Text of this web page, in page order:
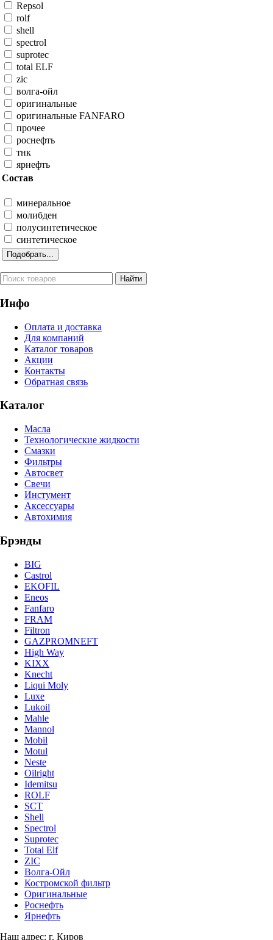
Repsol
rolf
shell
spectrol
suprotec
total ELF
zic
волга-ойл
оригинальные
оригинальные FANFARO
прочее
роснефть
тнк
ярнефть
Состав
минеральное
молибден
полусинтетическое
синтетическое
Инфо
Оплата и доставка
Для компаний
Каталог товаров
Акции
Контакты
Обратная связь
Каталог
Масла
Технологические жидкости
Смазки
Фильтры
Автосвет
Свечи
Инстумент
Аксессуары
Автохимия
Брэнды
BIG
Castrol
EKOFIL
Eneos
Fanfaro
FRAM
Filtron
GAZPROMNEFT
High Way
KIXX
Knecht
Liqui Moly
Luxe
Lukoil
Mahle
Mannol
Mobil
Motul
Neste
Oilright
Idemitsu
ROLF
SCT
Shell
Spectrol
Suprotec
Total Elf
ZIC
Волга-Ойл
Костромской фильтр
Оригинальные
Роснефть
Ярнефть
Наш адрес: г. Киров